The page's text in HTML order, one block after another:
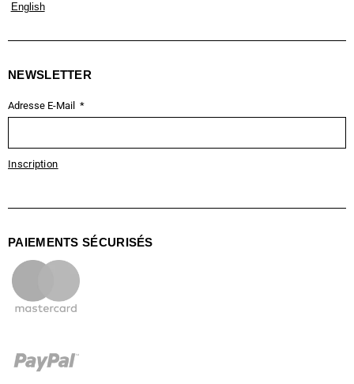
English
NEWSLETTER
Adresse E-Mail
Inscription
PAIEMENTS SÉCURISÉS